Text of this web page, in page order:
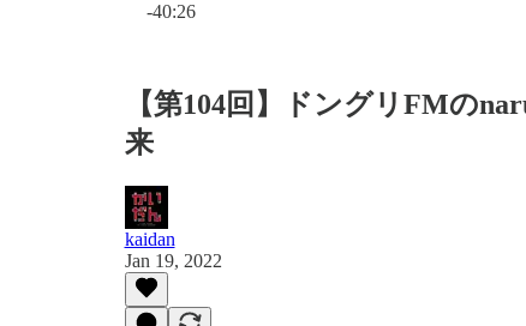
-40:26
【第104回】ドングリFMの
来
kaidan
Jan 19, 2022